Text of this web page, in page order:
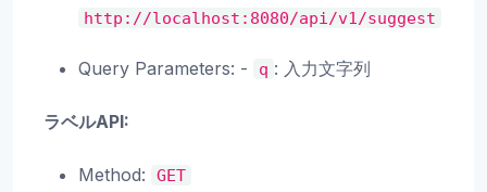
http://localhost:8080/api/v1/suggest
Query Parameters: - q : 入力文字列
ラベルAPI:
Method: GET